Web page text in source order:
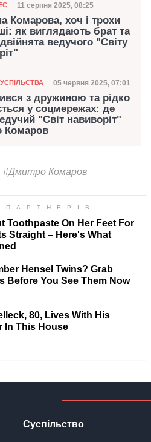
Дата публікації
11 серпня 2025, 08:25
Комарова, хоч і трохи
як виглядають брат та
ведучого "Світу
Дата публікації
05 червня 2025, 07:01
з дружиною та рідко
у соцмережах: де
"Світ навиворіт"
Комаров
#Дмитро Комаров
Суспільство